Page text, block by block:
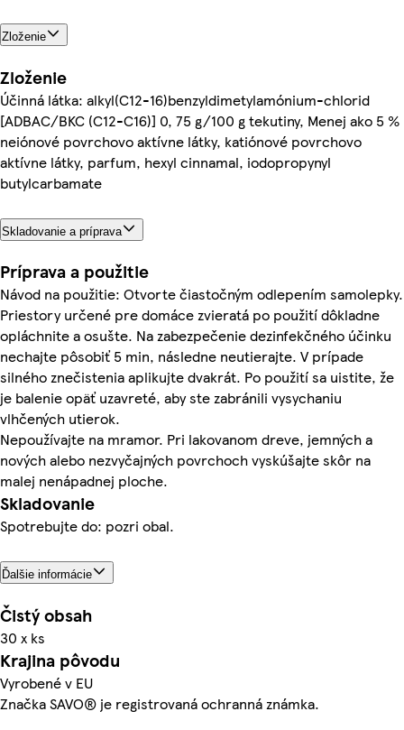
Zloženie
Zloženie
Účinná látka: alkyl(C12-16)benzyldimetylamónium-chlorid
[ADBAC/BKC (C12-C16)] 0, 75 g/100 g tekutiny, Menej ako 5 %
neiónové povrchovo aktívne látky, katiónové povrchovo
aktívne látky, parfum, hexyl cinnamal, iodopropynyl
butylcarbamate
Skladovanie a príprava
Príprava a použitie
Návod na použitie: Otvorte čiastočným odlepením samolepky.
Priestory určené pre domáce zvieratá po použití dôkladne
opláchnite a osušte. Na zabezpečenie dezinfekčného účinku
nechajte pôsobiť 5 min, následne neutierajte. V prípade
silného znečistenia aplikujte dvakrát. Po použití sa uistite, že
je balenie opäť uzavreté, aby ste zabránili vysychaniu
vlhčených utierok.
Nepoužívajte na mramor. Pri lakovanom dreve, jemných a
nových alebo nezvyčajných povrchoch vyskúšajte skôr na
malej nenápadnej ploche.
Skladovanie
Spotrebujte do: pozri obal.
Ďalšie informácie
Čistý obsah
30 x ks
Krajina pôvodu
Vyrobené v EU
Značka SAVO® je registrovaná ochranná známka.